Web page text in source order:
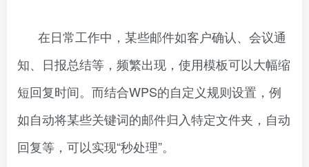
在日常工作中，某些邮件如客户确认、会议通
知、日报总结等，频繁出现，使用模板可以大幅缩
短回复时间。而结合WPS的自定义规则设置，例
如自动将某些关键词的邮件归入特定文件夹，自动
回复等，可以实现“秒处理”。